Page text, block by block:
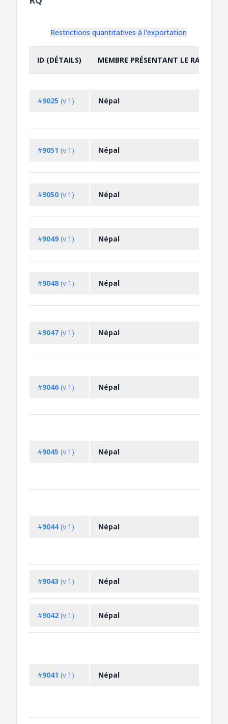
Restrictions quantitatives à l'exportation
ID (DÉTAILS) TRIER PAR
MEMBRE PRÉSENTANT LE RAPPORT
CROISSANT
#9025 (v.1) Népal
#9051 (v.1) Népal
#9050 (v.1) Népal
#9049 (v.1) Népal
#9048 (v.1) Népal
#9047 (v.1) Népal
#9046 (v.1) Népal
#9045 (v.1) Népal
#9044(v.1) Népal
#9043 (v.1) Népal
#9042 (v.1) Népal
#9041 (v.1) Népal